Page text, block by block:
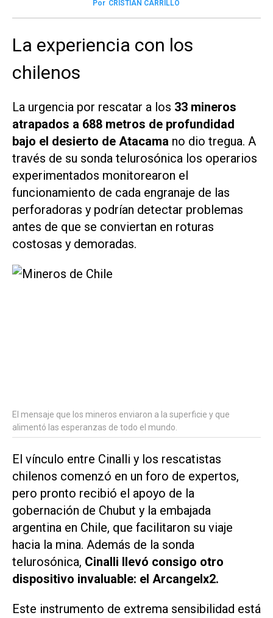
Por CRISTIAN CARRILLO
La experiencia con los
chilenos
La urgencia por rescatar a los 33 mineros
atrapados a 688 metros de profundidad
bajo el desierto de Atacama no dio tregua. A
través de su sonda telurosónica los operarios
experimentados monitorearon el
funcionamiento de cada engranaje de las
perforadoras y podrían detectar problemas
antes de que se conviertan en roturas
costosas y demoradas.
El mensaje que los mineros enviaron a la superficie y que
alimentó las esperanzas de todo el mundo.
El vínculo entre Cinalli y los rescatistas
chilenos comenzó en un foro de expertos,
pero pronto recibió el apoyo de la
gobernación de Chubut y la embajada
argentina en Chile, que facilitaron su viaje
hacia la mina. Además de la sonda
telurosónica, Cinalli llevó consigo otro
dispositivo invaluable: el Arcangelx2.
Este instrumento de extrema sensibilidad está